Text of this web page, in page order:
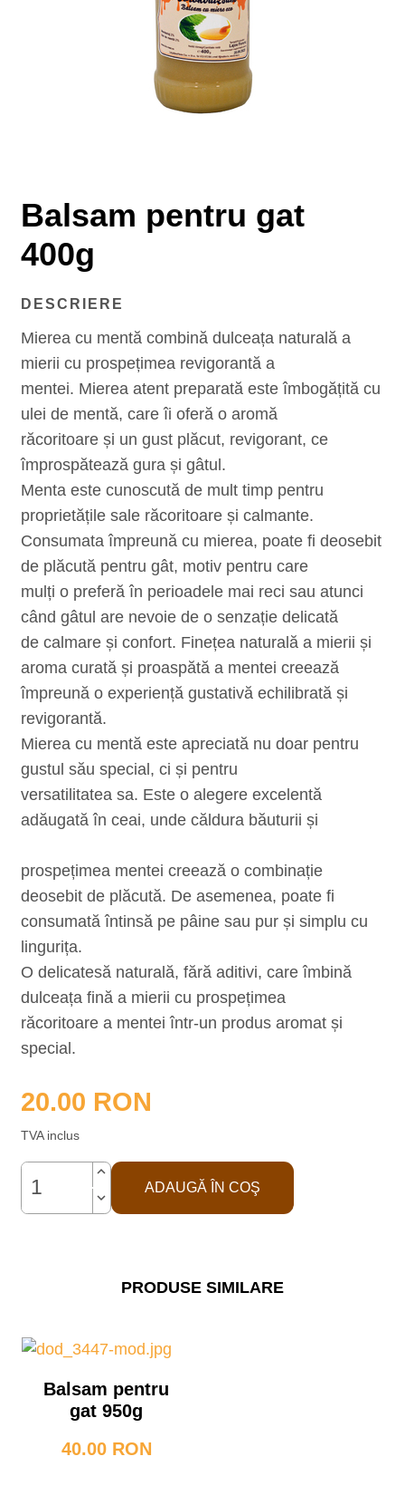
Balsam pentru gat
400g
DESCRIERE
Mierea cu mentă combină dulceața naturală a
mierii cu prospețimea revigorantă a
mentei. Mierea atent preparată este îmbogățită cu
ulei de mentă, care îi oferă o aromă
răcoritoare și un gust plăcut, revigorant, ce
împrospătează gura și gâtul.
Menta este cunoscută de mult timp pentru
proprietățile sale răcoritoare și calmante.
Consumata împreună cu mierea, poate fi deosebit
de plăcută pentru gât, motiv pentru care
mulți o preferă în perioadele mai reci sau atunci
când gâtul are nevoie de o senzație delicată
de calmare și confort. Finețea naturală a mierii și
aroma curată și proaspătă a mentei creează
împreună o experiență gustativă echilibrată și
revigorantă.
Mierea cu mentă este apreciată nu doar pentru
gustul său special, ci și pentru
versatilitatea sa. Este o alegere excelentă
adăugată în ceai, unde căldura băuturii și
prospețimea mentei creează o combinație
deosebit de plăcută. De asemenea, poate fi
consumată întinsă pe pâine sau pur și simplu cu
lingurița.
O delicatesă naturală, fără aditivi, care îmbină
dulceața fină a mierii cu prospețimea
răcoritoare a mentei într-un produs aromat și
special.
20.00 RON
TVA inclus
keyboard_arrow_up
keyboard_arrow_down
ADAUGĂ ÎN COŞ
PRODUSE SIMILARE
Balsam pentru
gat 950g
40.00 RON